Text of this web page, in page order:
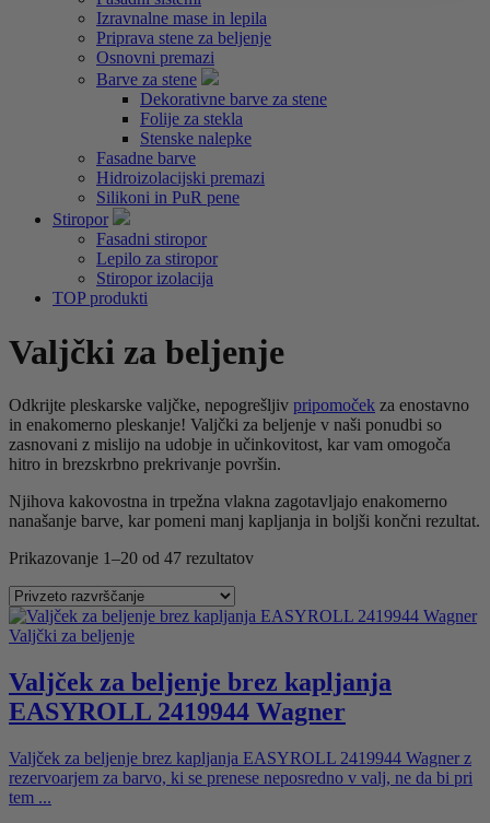
Izravnalne mase in lepila
Priprava stene za beljenje
Osnovni premazi
Barve za stene
Dekorativne barve za stene
Folije za stekla
Stenske nalepke
Fasadne barve
Hidroizolacijski premazi
Silikoni in PuR pene
Stiropor
Fasadni stiropor
Lepilo za stiropor
Stiropor izolacija
TOP produkti
Valjčki za beljenje
Odkrijte pleskarske valjčke, nepogrešljiv pripomoček za enostavno
in enakomerno pleskanje! Valjčki za beljenje v naši ponudbi so
zasnovani z mislijo na udobje in učinkovitost, kar vam omogoča
hitro in brezskrbno prekrivanje površin.
Njihova kakovostna in trpežna vlakna zagotavljajo enakomerno
nanašanje barve, kar pomeni manj kapljanja in boljši končni rezultat.
Prikazovanje 1–20 od 47 rezultatov
Valjčki za beljenje
Valjček za beljenje brez kapljanja
EASYROLL 2419944 Wagner
Valjček za beljenje brez kapljanja EASYROLL 2419944 Wagner z
rezervoarjem za barvo, ki se prenese neposredno v valj, ne da bi pri
tem ...